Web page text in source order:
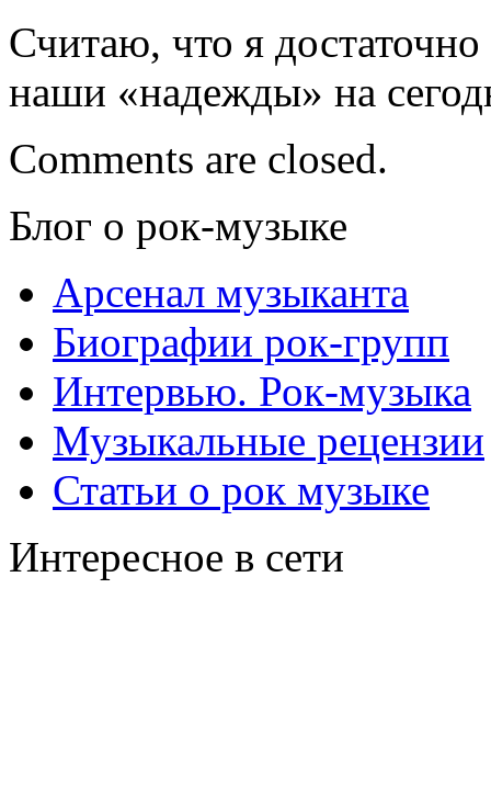
Считаю, что я
наши «надежды» на
Comments are closed.
Блог о рок-музыке
Арсенал музыканта
Биографии рок-групп
Интервью. Рок-музыка
Музыкальные рецензии
Статьи о рок музыке
Интересное в сети